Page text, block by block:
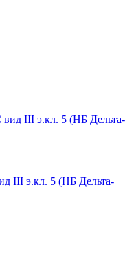
III э.кл. 5 (НБ Дельта-